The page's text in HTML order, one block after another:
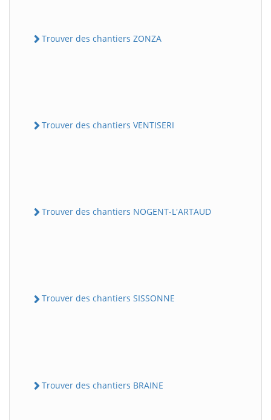
Trouver des chantiers ZONZA
Trouver des chantiers VENTISERI
Trouver des chantiers NOGENT-L'ARTAUD
Trouver des chantiers SISSONNE
Trouver des chantiers BRAINE